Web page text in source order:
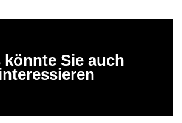
könnte Sie auch